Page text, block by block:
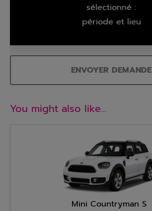
sélectionné :
période et lieu
ENVOYER DEMANDE
You might also like…
Mini Countryman S